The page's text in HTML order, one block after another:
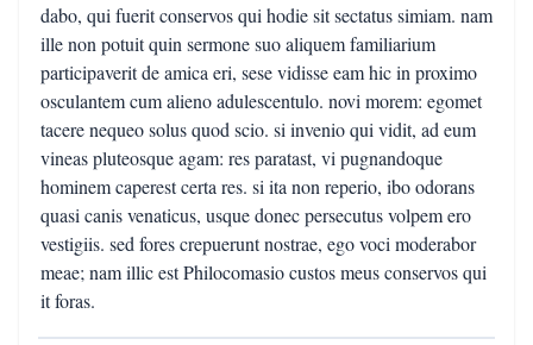
dabo, qui fuerit conservos qui hodie sit sectatus simiam. nam
ille non potuit quin sermone suo aliquem familiarium
participaverit de amica eri, sese vidisse eam hic in proximo
osculantem cum alieno adulescentulo. novi morem: egomet
tacere nequeo solus quod scio. si invenio qui vidit, ad eum
vineas pluteosque agam: res paratast, vi pugnandoque
hominem caperest certa res. si ita non reperio, ibo odorans
quasi canis venaticus, usque donec persecutus volpem ero
vestigiis. sed fores crepuerunt nostrae, ego voci moderabor
meae; nam illic est Philocomasio custos meus conservos qui
it foras.